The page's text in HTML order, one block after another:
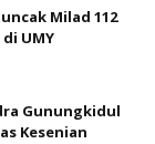
Milad 112
UMY
Gunungkidul
Kesenian